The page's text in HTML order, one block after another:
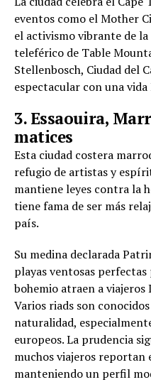
eventos como el Mother
el activismo vibrante de la
teleférico de Table
Stellenbosch, Ciudad del
espectacular con una vida
3. Essaouira,
matices
Esta ciudad costera
refugio de artistas y
mantiene leyes contra la
tiene fama de ser más
país.
Su medina declarada
playas ventosas
bohemio atraen a viajeros
Varios riads son
naturalidad,
europeos. La prudencia
muchos viajeros reportan
manteniendo un perfil